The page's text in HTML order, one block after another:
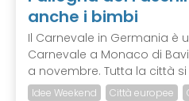
anche i bimbi
Il Carnevale in Germania è
Carnevale a Monaco di
a novembre. Tutta la città
Idee Weekend Città europee